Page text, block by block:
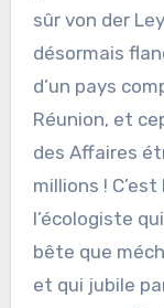
sûr von der
désormais
d’un pays
Réunion, et
des Affaires
millions !
l’écologiste
bête que
et qui jubile